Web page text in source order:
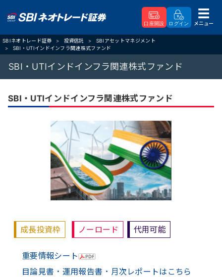
口座開設 ログイン メニュー
SBIネオトレード証券 投資信託
SBIアセットマネジメント
SBI・UTIインドインフラ関連株式ファンド
SBI・UTIインドインフラ関連株式ファンド
SBI・UTIインドインフラ関連株式ファンド
成長投資枠 ノーロード 代用可能
重要情報シート
目論見書・運用報告書・月次レポートはこちら